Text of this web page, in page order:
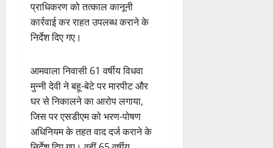
प्राधिकरण को तत्काल कानूनी
कार्रवाई कर राहत उपलब्ध कराने के
निर्देश दिए गए।
आमवाला निवासी 61 वर्षीय विधवा
मुन्नी देवी ने बहू-बेटे पर मारपीट और
घर से निकालने का आरोप लगाया,
जिस पर एसडीएम को भरण-पोषण
अधिनियम के तहत वाद दर्ज कराने के